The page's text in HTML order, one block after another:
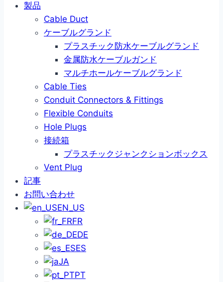
製品
Cable Duct
ケーブルグランド
プラスチック防水ケーブルグランド
金属防水ケーブルガンド
マルチホールケーブルグランド
Cable Ties
Conduit Connectors & Fittings
Flexible Conduits
Hole Plugs
接続箱
プラスチックジャンクションボックス
Vent Plug
記事
お問い合わせ
EN_US
FR
DE
ES
JA
PT